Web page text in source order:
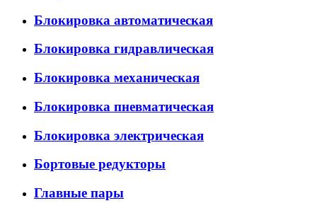
Блокировка автоматическая
Блокировка гидравлическая
Блокировка механическая
Блокировка пневматическая
Блокировка электрическая
Бортовые редукторы
Главные пары